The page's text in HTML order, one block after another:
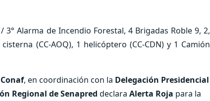
3° Alarma de Incendio Forestal, 4 Brigadas Roble 9, 2,
(CC-AOQ), 1 helicóptero (CC-CDN) y 1 Camión
Conaf, en coordinación con la Delegación Presidencial
Regional de Senapred declara Alerta Roja para la